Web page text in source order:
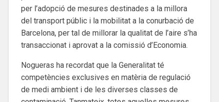
per l’adopció de mesures destinades a la millora
del transport públic i la mobilitat a la conurbació de
Barcelona, per tal de millorar la qualitat de l’aire s’ha
transaccionat i aprovat a la comissió d’Economia.
Nogueras ha recordat que la Generalitat té
competències exclusives en matèria de regulació
de medi ambient i de les diverses classes de